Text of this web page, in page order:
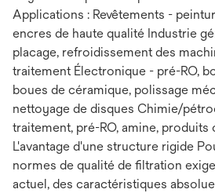
Applications : Revêtements -
encres de haute qualité Industrie
placage, refroidissement des
traitement Électronique - pré-RO,
boues de céramique, polissage
nettoyage de disques Chimie/
traitement, pré-RO, amine, produits
L'avantage d'une structure rigide
normes de qualité de filtration
actuel, des caractéristiques